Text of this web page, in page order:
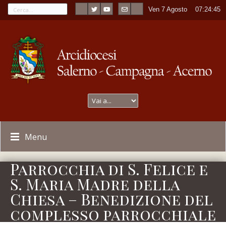
Ven 7 Agosto ----07:24:45
Menu
Parrocchia di S. Felice e
S. Maria Madre della
Chiesa – Benedizione del
complesso parrocchiale